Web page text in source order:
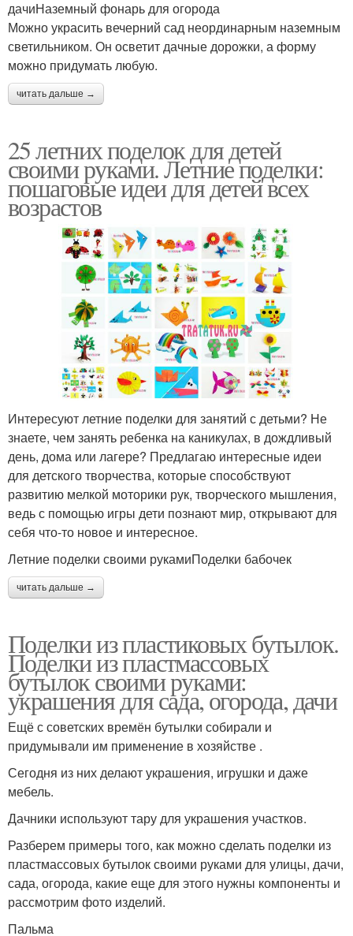
дачиНаземный фонарь для огорода
Можно украсить вечерний сад неординарным наземным
светильником. Он осветит дачные дорожки, а форму
можно придумать любую.
читать дальше →
25 летних поделок для детей
своими руками. Летние поделки:
пошаговые идеи для детей всех
возрастов
Интересуют летние поделки для занятий с детьми? Не
знаете, чем занять ребенка на каникулах, в дождливый
день, дома или лагере? Предлагаю интересные идеи
для детского творчества, которые способствуют
развитию мелкой моторики рук, творческого мышления,
ведь с помощью игры дети познают мир, открывают для
себя что-то новое и интересное.
Летние поделки своими рукамиПоделки бабочек
читать дальше →
Поделки из пластиковых бутылок.
Поделки из пластмассовых
бутылок своими руками:
украшения для сада, огорода, дачи
Ещё с советских времён бутылки собирали и
придумывали им применение в хозяйстве .
Сегодня из них делают украшения, игрушки и даже
мебель.
Дачники используют тару для украшения участков.
Разберем примеры того, как можно сделать поделки из
пластмассовых бутылок своими руками для улицы, дачи,
сада, огорода, какие еще для этого нужны компоненты и
рассмотрим фото изделий.
Пальма